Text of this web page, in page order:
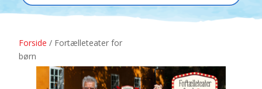
Forside / Fortælleteater for
børn